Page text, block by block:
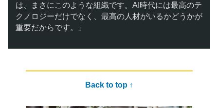
は、まさにこのような組織です。AI時代には最高のテ
クノロジーだけでなく、最高の人材がいるかどうかが
重要だからです。」
Back to top ↑